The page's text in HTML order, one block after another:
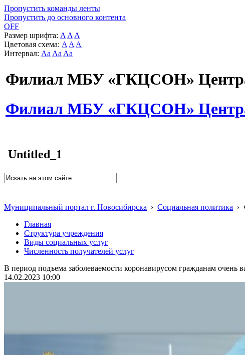
Пропустить команды ленты
Пропустить до основного контента
OFF
Размер шрифта: A A A
Цветовая схема: A A A
Интервал: Aa Aa Aa
Филиал МБУ «ГКЦСОН»
Филиал МБУ «ГКЦСОН»
Untitled_1
Муниципальный портал г. Новосибирска › Социальная политика ›
Главная
Структура учреждения
Виды социальных услуг
Численность получателей услуг
В период подъема заболеваемости коронавирусом гражданам очень
14.02.2023 10:00